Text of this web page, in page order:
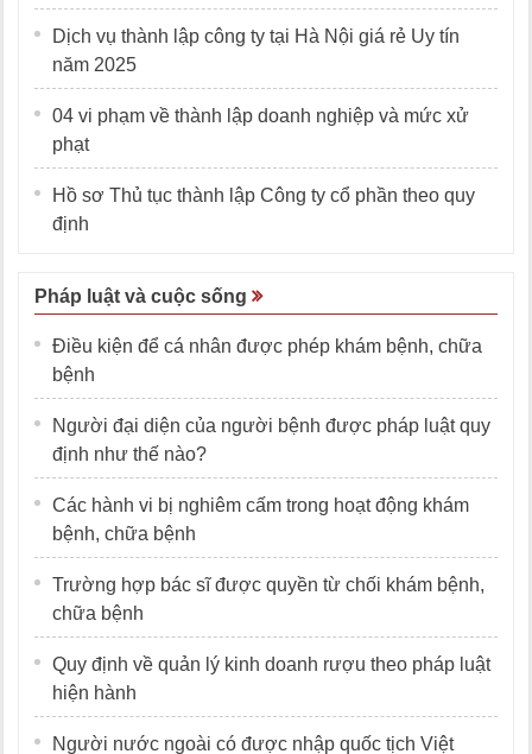
Dịch vụ thành lập công ty tại Hà Nội giá rẻ Uy tín
năm 2025
04 vi phạm về thành lập doanh nghiệp và mức xử
phạt
Hồ sơ Thủ tục thành lập Công ty cổ phần theo quy
định
Pháp luật và cuộc sống
Điều kiện để cá nhân được phép khám bệnh, chữa
bệnh
Người đại diện của người bệnh được pháp luật quy
định như thế nào?
Các hành vi bị nghiêm cấm trong hoạt động khám
bệnh, chữa bệnh
Trường hợp bác sĩ được quyền từ chối khám bệnh,
chữa bệnh
Quy định về quản lý kinh doanh rượu theo pháp luật
hiện hành
Người nước ngoài có được nhập quốc tịch Việt